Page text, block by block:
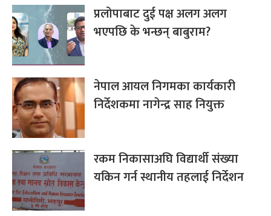
प्रलोपाबाट दुई पक्ष अलग अलग
भएपछि के भन्छन् बाबुराम?
नेपाल आयल निगमका कार्यकारी
निर्देशकमा नागेन्द्र साह नियुक्त
रकम निकासाअघि विद्यार्थी संख्या
यकिन गर्न स्थानीय तहलाई निर्देशन